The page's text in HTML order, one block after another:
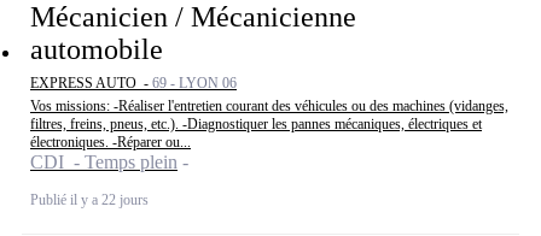
Mécanicien / Mécanicienne
automobile
EXPRESS AUTO - 69 - LYON 06
Vos missions: -Réaliser l'entretien courant des véhicules ou des machines (vidanges,
filtres, freins, pneus, etc.). -Diagnostiquer les pannes mécaniques, électriques et
électroniques. -Réparer ou...
CDI - Temps plein
Publié il y a 22 jours